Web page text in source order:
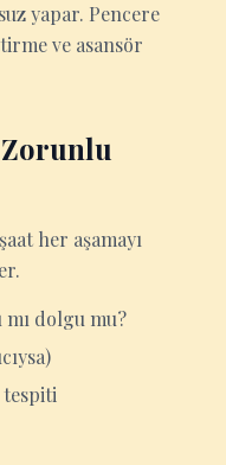
yapar. Pencere
ve asansör
Zorunlu
her aşamayı
mı dolgu mu?